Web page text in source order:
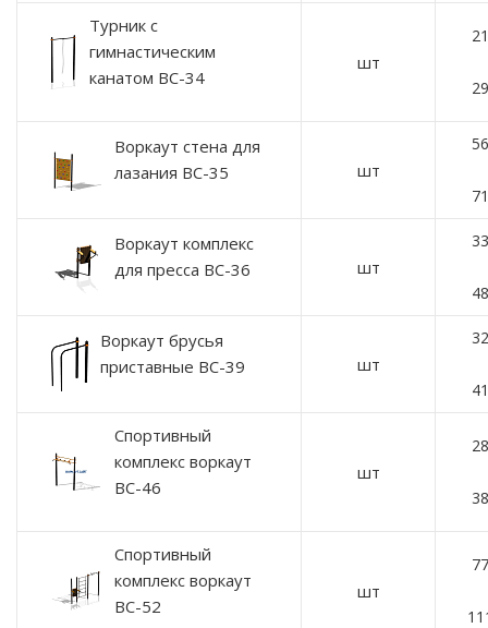
Турник с
гимнастическим
канатом ВС-34
шт
Воркаут стена для
лазания ВС-35
шт
Воркаут комплекс
для пресса ВС-36
шт
Воркаут брусья
приставные ВС-39
шт
Спортивный
комплекс воркаут
ВС-46
шт
Спортивный
комплекс воркаут
ВС-52
шт